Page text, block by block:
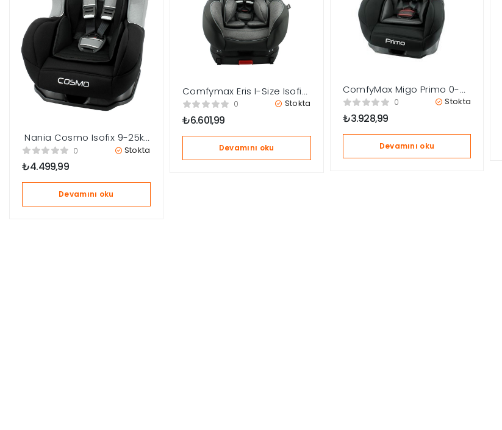
Nania Cosmo Isofix 9-25kg
Oto Koltuğu – Grey
0 Stokta
₺4.499,99
Devamını oku
Comfymax Eris I-Size Isofixli
0-25kg Oto Koltuğu –
0 Stokta
₺6.601,99
Devamını oku
ComfyMax Migo Primo 0-
25kg Oto Koltuğu – Black
0 Stokta
₺3.928,99
Devamını oku